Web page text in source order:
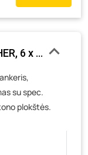
6 x 37 mm, 4
su spec.
plokštės.